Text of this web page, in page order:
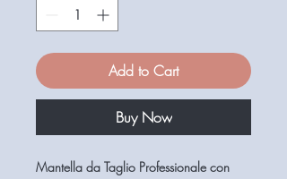
Add to Cart
Buy Now
Mantella da Taglio Professionale con